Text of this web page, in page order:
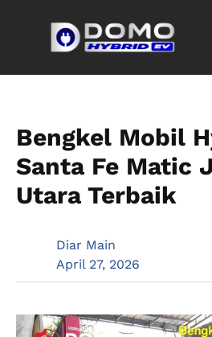
Bengkel Mobil
Santa Fe Matic
Utara Terbaik
Diar Main
April 27, 2026